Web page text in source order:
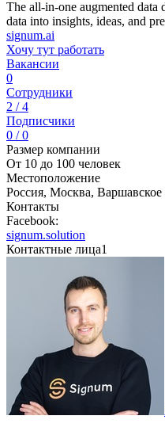
The all-in-one augmented data
data into insights, ideas, and
signum.ai
Хочу тут работать
Вакансии
0
Сотрудники
2 / 4
Подписчики
0 / 0
Размер компании
От 10 до 100 человек
Местоположение
Россия, Москва,
Контакты
Facebook:
signum.solution
Контактные лица1